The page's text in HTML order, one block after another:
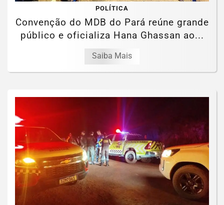
POLÍTICA
Convenção do MDB do Pará reúne grande
público e oficializa Hana Ghassan ao...
Saiba Mais